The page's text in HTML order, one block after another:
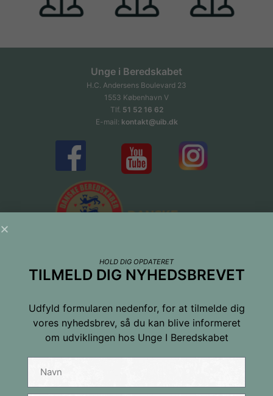
Unge i Beredskabet
H.C. Andersens Boulevard 23
1553 København V
Tlf. 51 52 16 62
E-mail: kontakt@uib.dk
Tilmeld dig nyhedsbrevet
Navn
HOLD DIG OPDATERET
TILMELD DIG NYHEDSBREVET
Udfyld formularen nedenfor, for at tilmelde dig
vores nyhedsbrev, så du kan blive informeret
om udviklingen hos Unge I Beredskabet